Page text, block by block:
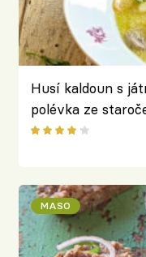
Husí kaldoun s
polévka ze
MASO